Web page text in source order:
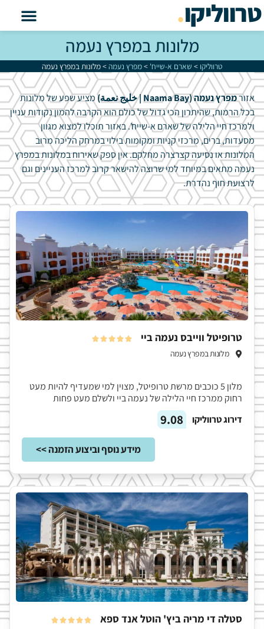
טרווליקו.
מלונות במפרץ נעמה
טרווליקו > שארם א-שייח' >מפרץ נעמה>מלונות במפרץ נעמה
אזורמפרץ נעמה (Naama Bay | خليج نعمة)מציע שפע של מלונות
בכל הרמות, שהיתרון הכי גדול של כולם הוא הקרבה להמון נקודות עניין
ולמרכז חיי הלילה של שארם א-שייח'. באזור תוכלו למצוא מגוון
מסעדות, ברים, מרכזי קניות ומקומות בילוי במרחק הליכה מרוב
המלונות או נסיעה קצרצרה מחלקם. אין ספק שאירוח במלונות במפרץ
נעמה מתאים במיוחד למי שרוצה להישאר קרוב למרכז העניינים וגם
לרצועת חוף נהדרת.
טרופיטל ווייבס נעמה ביי 




מלונות במפרץ נעמה
מלון 5 כוכבים מרשת טרופיטל, מצוין למי שמעדיף להיות מעט
רחוק ממרכז חיי הלילה של נעמה ביי ולשלם מעט פחות
דירוג טרווליקו
9.08
מידע נוסף וביצוע הזמנה >>
סטלה די מריה ביץ' הוטל אנד ספא 



